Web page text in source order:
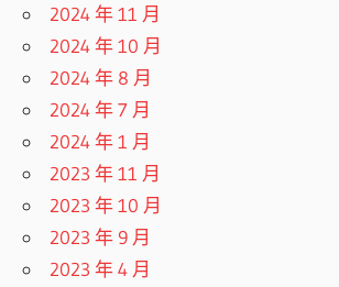
2024 年 11 月
2024 年 10 月
2024 年 8 月
2024 年 7 月
2024 年 1 月
2023 年 11 月
2023 年 10 月
2023 年 9 月
2023 年 4 月